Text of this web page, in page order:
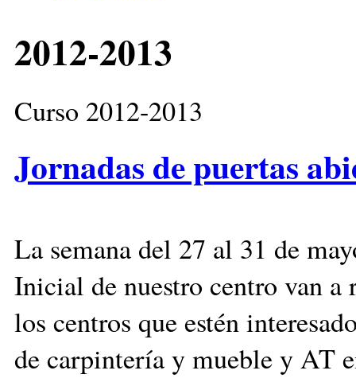
2012-2013
Curso 2012-2013
Jornadas de puertas
La semana del 27 al 31 de
Inicial de nuestro centro van a
los centros que estén
de carpintería y mueble y AT